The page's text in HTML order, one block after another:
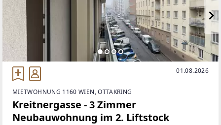
01.08.2026
MIETWOHNUNG 1160 WIEN, OTTAKRING
Kreitnergasse - 3 Zimmer
Neubauwohnung im 2. Liftstock